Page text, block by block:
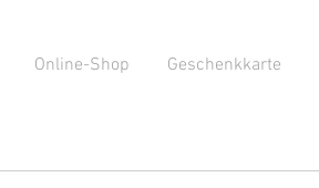
Online-Shop Geschenkkarte